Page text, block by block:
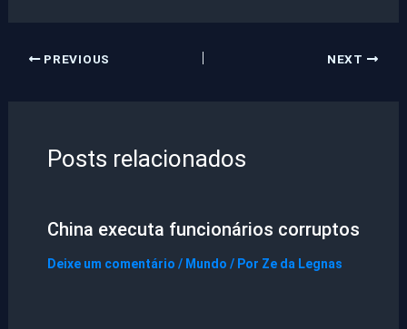
PREVIOUS NEXT
Posts relacionados
China executa funcionários corruptos
Deixe um comentário / Mundo / Por Ze da Legnas